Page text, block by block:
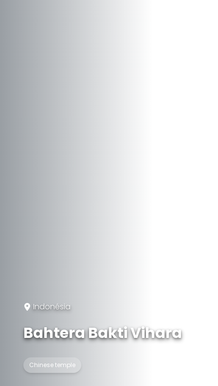
Indonésia
Bahtera Bakti Vihara
Chinese temple